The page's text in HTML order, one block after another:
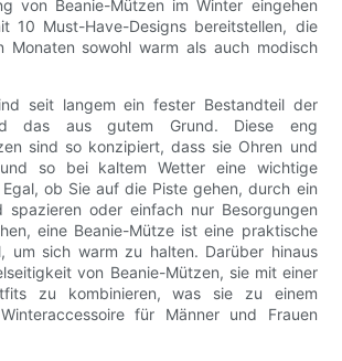
von Beanie-Mützen im Winter eingehen
10 Must-Have-Designs bereitstellen, die
Monaten sowohl warm als auch modisch
seit langem ein fester Bestandteil der
das aus gutem Grund. Diese eng
sind so konzipiert, dass sie Ohren und
so bei kaltem Wetter eine wichtige
ob Sie auf die Piste gehen, durch ein
spazieren oder einfach nur Besorgungen
eine Beanie-Mütze ist eine praktische
um sich warm zu halten. Darüber hinaus
von Beanie-Mützen, sie mit einer
zu kombinieren, was sie zu einem
für Männer und Frauen